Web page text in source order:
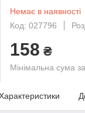
Немає в наявності
Код: 027796
158 ₴
Мінімальна сума